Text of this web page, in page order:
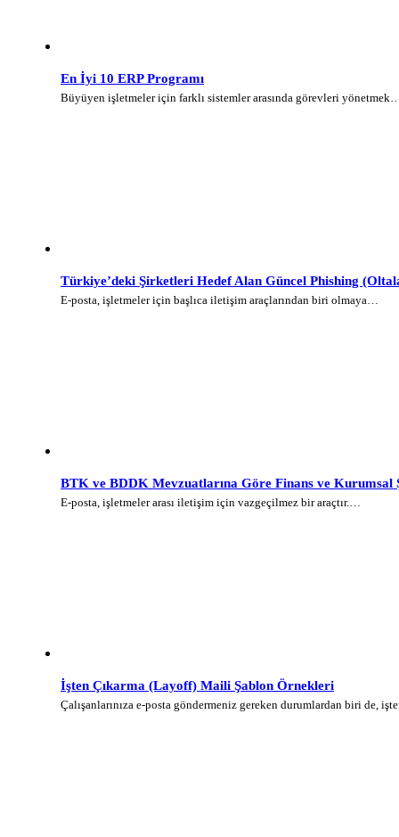
En İyi 10 ERP Programı
Büyüyen işletmeler için farklı sistemler arasında görevleri
Türkiye’deki Şirketleri Hedef Alan Güncel Phishing
E-posta, işletmeler için başlıca iletişim araçlarından biri olmaya…
BTK ve BDDK Mevzuatlarına Göre Finans ve
E-posta, işletmeler arası iletişim için vazgeçilmez bir araçtır.…
İşten Çıkarma (Layoff) Maili Şablon Örnekleri
Çalışanlarınıza e-posta göndermeniz gereken durumlardan biri de,